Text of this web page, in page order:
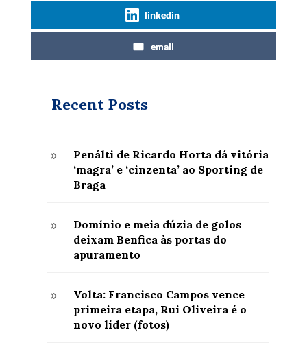
linkedin
email
Recent Posts
9
Penálti de Ricardo Horta dá vitória
‘magra’ e ‘cinzenta’ ao Sporting de
Braga
9
Domínio e meia dúzia de golos
deixam Benfica às portas do
apuramento
9
Volta: Francisco Campos vence
primeira etapa, Rui Oliveira é o
novo líder (fotos)